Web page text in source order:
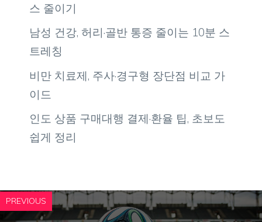
스 줄이기
남성 건강, 허리·골반 통증 줄이는 10분 스
트레칭
비만 치료제, 주사·경구형 장단점 비교 가
이드
인도 상품 구매대행 결제·환율 팁, 초보도
쉽게 정리
PREVIOUS